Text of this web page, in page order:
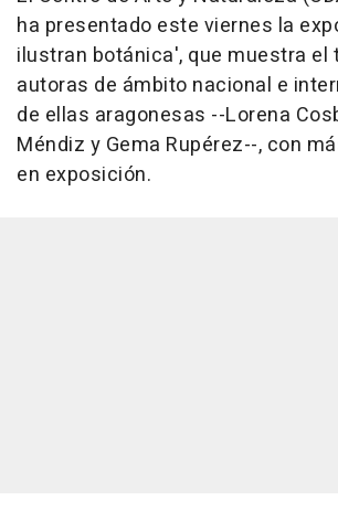
ha presentado este viernes la
ilustran botánica', que muestra el
autoras de ámbito nacional e
de ellas aragonesas --Lorena
Méndiz y Gema Rupérez--, con
en exposición.